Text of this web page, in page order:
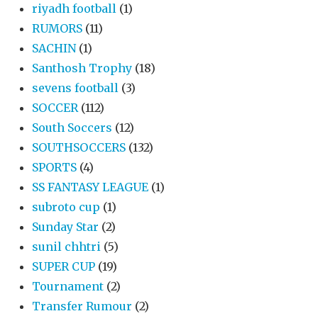
riyadh football (1)
RUMORS (11)
SACHIN (1)
Santhosh Trophy (18)
sevens football (3)
SOCCER (112)
South Soccers (12)
SOUTHSOCCERS (132)
SPORTS (4)
SS FANTASY LEAGUE (1)
subroto cup (1)
Sunday Star (2)
sunil chhtri (5)
SUPER CUP (19)
Tournament (2)
Transfer Rumour (2)